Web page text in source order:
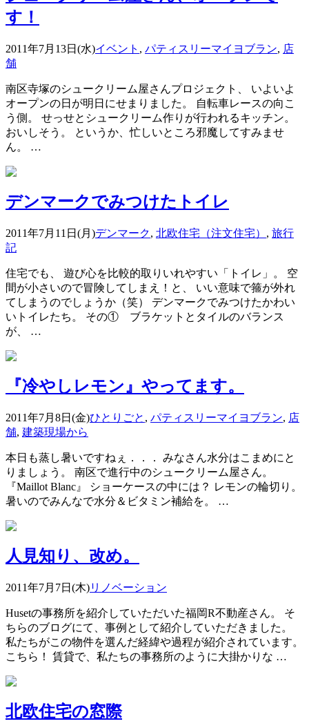
す！
2011年7月13日(水)イベント , パティスリーマイヨブラン, 店
舗
南区寺塚のシュークリーム屋さんプロジェクト、 いよいよ
オープンの日が明日にせまりました。 自転車レースの向こ
う側。 せっせとシュークリーム作りが行われるキッチン。
おいしそう。 というか、忙しいところ邪魔してすみませ
ん。 …
デンマークでみつけたトイレ
2011年7月11日(月)デンマーク, 北欧住宅（注文住宅） , 旅行
記
住宅でも、 遊び心を比較的取りいれやすい「トイレ」。 空
間が小さいので冒険してしまえ！と、 いい意味で箍が外れ
てしまうのでしょうか（笑） デンマークでみつけたかわい
いトイレたち。 その① ブラケットとタイルのバランス
が、 …
『冷やしレモン』やってます。
2011年7月8日(金)ひとりごと , パティスリーマイヨブラン, 店
舗, 建築現場から
本日も蒸し暑いですねぇ．．． みなさん水分はこまめにと
りましょう。 南区で進行中のシュークリーム屋さん。
『Maillot Blanc』 ショーケースの中には？ レモンの輪切り。
暑いのでみんなで水分＆ビタミン補給を。 …
人見知り、改め。
2011年7月7日(木)リノベーション
Husetの事務所を紹介していただいた福岡R不動産さん。 そ
ちらのブログにて、事例として紹介していただきました。
私たちがこの物件を選んだ経緯や過程が紹介されています。
こちら！ 賃貸で、私たちの事務所のように大掛かりな …
北欧住宅の窓際